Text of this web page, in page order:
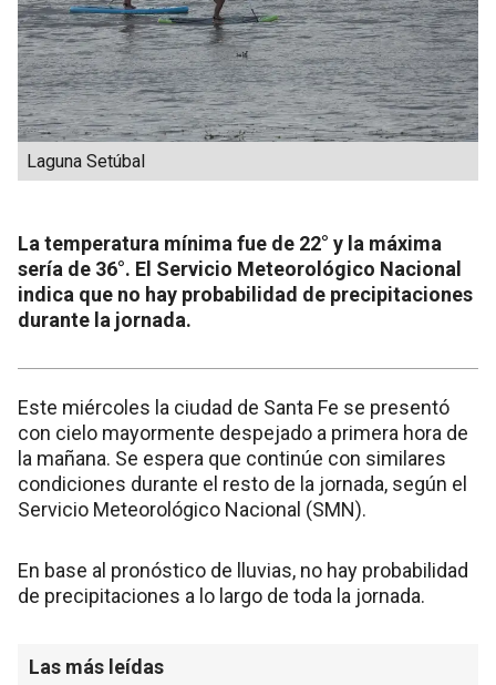
Laguna Setúbal
La temperatura mínima fue de 22° y la máxima
sería de 36°. El Servicio Meteorológico Nacional
indica que no hay probabilidad de precipitaciones
durante la jornada.
Este miércoles la ciudad de Santa Fe se presentó
con cielo mayormente despejado a primera hora de
la mañana. Se espera que continúe con similares
condiciones durante el resto de la jornada, según el
Servicio Meteorológico Nacional (SMN).
En base al pronóstico de lluvias, no hay probabilidad
de precipitaciones a lo largo de toda la jornada.
Las más leídas